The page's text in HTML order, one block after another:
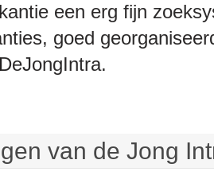
een erg fijn
goed
van de Jong